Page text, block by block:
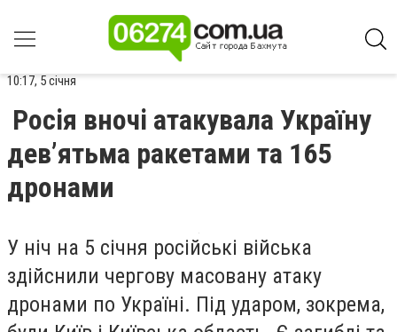
10:17, 5 січня
Росія вночі атакувала Україну
дев’ятьма ракетами та 165
дронами
У ніч на 5 січня російські війська
здійснили чергову масовану атаку
дронами по Україні. Під ударом, зокрема,